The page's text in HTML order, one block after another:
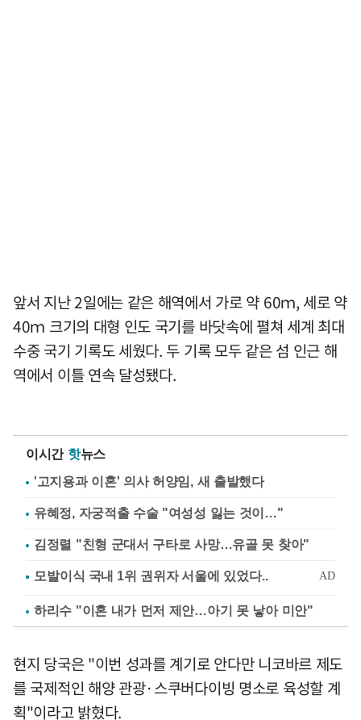
앞서 지난 2일에는 같은 해역에서 가로 약 60ｍ, 세로 약
40ｍ 크기의 대형 인도 국기를 바닷속에 펼쳐 세계 최대
수중 국기 기록도 세웠다. 두 기록 모두 같은 섬 인근 해
역에서 이틀 연속 달성됐다.
이시간 핫뉴스
'고지용과 이혼' 의사 허양임, 새 출발했다
유혜정, 자궁적출 수술 "여성성 잃는 것이…"
김정렬 "친형 군대서 구타로 사망…유골 못 찾아"
하리수 "이혼 내가 먼저 제안…아기 못 낳아 미안"
현지 당국은 "이번 성과를 계기로 안다만 니코바르 제도
를 국제적인 해양 관광·스쿠버다이빙 명소로 육성할 계
획"이라고 밝혔다.